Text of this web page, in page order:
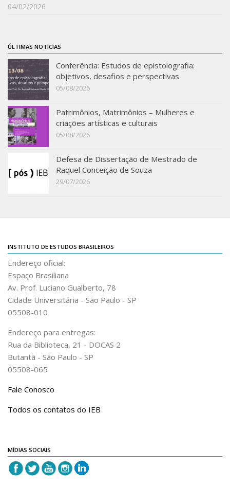
04/02/2026
ÚLTIMAS NOTÍCIAS
Conferência: Estudos de epistolografia:
objetivos, desafios e perspectivas
05/08/2026
Patrimônios, Matrimônios – Mulheres e
criações artísticas e culturais
05/08/2026
Defesa de Dissertação de Mestrado de
Raquel Conceição de Souza
29/07/2026
INSTITUTO DE ESTUDOS BRASILEIROS
Endereço oficial:
Espaço Brasiliana
Av. Prof. Luciano Gualberto, 78
Cidade Universitária - São Paulo - SP
05508-010
Endereço para entregas:
Rua da Biblioteca, 21 - DOCAS 2
Butantã - São Paulo - SP
05508-065
Fale Conosco
Todos os contatos do IEB
MÍDIAS SOCIAIS